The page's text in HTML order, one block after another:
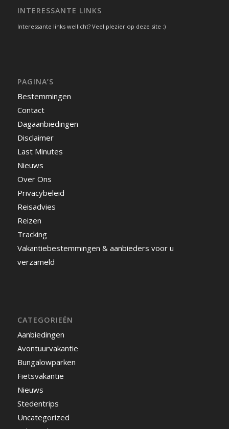
INTERESSANTE LINKS
Interessante links wellicht? Veel plezier op deze site :)
PAGINA’S
Bestemmingen
Contact
Dagaanbiedingen
Disclaimer
Last Minutes
Nieuws
Over Ons
Privacybeleid
Reisadvies
Reizen
Tracking
Vakantiebestemmingen & aanbieders voor u
verzameld
CATEGORIEËN
Aanbiedingen
Avontuurvakantie
Bungalowparken
Fietsvakantie
Nieuws
Stedentrips
Uncategorized